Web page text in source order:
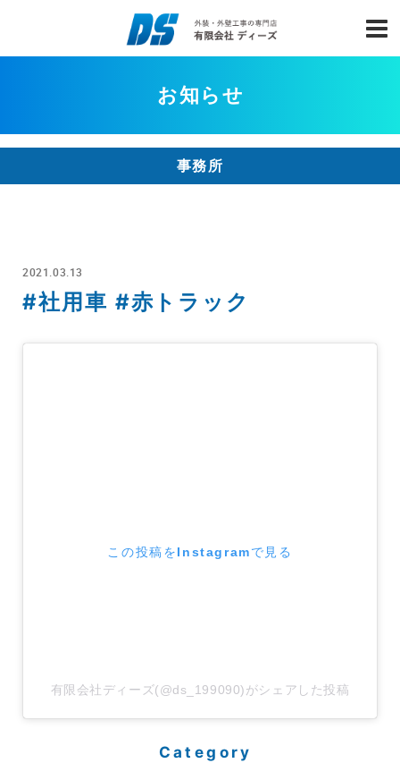
お知らせ
事務所
2021.03.13
#社用車 #赤トラック
この投稿をInstagramで見る
有限会社ディーズ(@ds_199090)がシェアした投稿
Category